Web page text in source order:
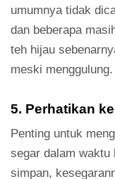
umumnya tidak
dan beberapa
teh hijau
meski menggulung.
5. Perhatikan
Penting untuk
segar dalam waktu
simpan,